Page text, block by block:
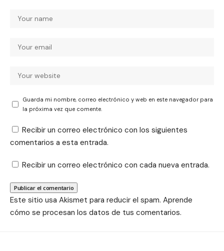
Guarda mi nombre, correo electrónico y web en este navegador para
la próxima vez que comente.
Recibir un correo electrónico con los siguientes
comentarios a esta entrada.
Recibir un correo electrónico con cada nueva entrada.
Este sitio usa Akismet para reducir el spam. Aprende
cómo se procesan los datos de tus comentarios.